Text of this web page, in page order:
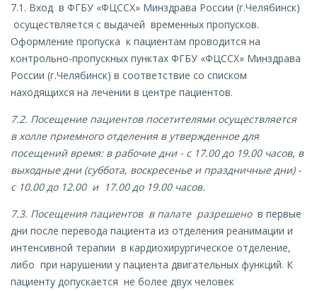
7.1. Вход в ФГБУ «ФЦССХ» Минздрава России (г.Челябинск)
осуществляется с выдачей временных пропусков.
Оформление пропуска к пациентам проводится на
контрольно-пропускных пунктах ФГБУ «ФЦССХ» Минздрава
России (г.Челябинск) в соответствие со списком
находящихся на лечении в центре пациентов.
7.2. Посещение пациентов посетителями осуществляется
в холле приемного отделения в утвержденное для
посещений время: в рабочие дни - с 17.00 до 19.00 часов, в
выходные дни (суббота, воскресенье и праздничные дни) -
с 10.00 до 12.00 и 17.00 до 19.00 часов.
7.3. Посещения пациентов в палате разрешено в первые
дни после перевода пациента из отделения реанимации и
интенсивной терапии в кардиохирургическое отделение,
либо при нарушении у пациента двигательных функций. К
пациенту допускается не более двух человек